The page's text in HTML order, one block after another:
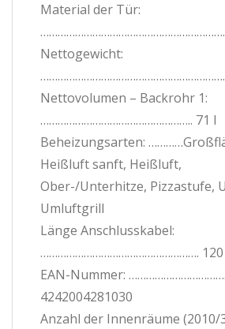
Material der Tür:
Nettogewicht:
Nettovolumen – Backrohr 1:
…………………………………………….. 71 l
Beheizungsarten:
Heißluft sanft, Heißluft,
Ober-/Unterhitze, Pizzastufe,
Umluftgrill
Länge Anschlusskabel:
………………………………………………. 120
EAN-Nummer:
4242004281030
Anzahl der Innenräume (2010/